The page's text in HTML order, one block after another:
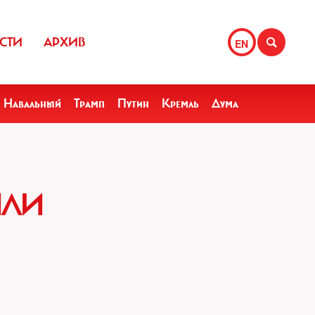
EN
АРХИВ
Навальный Трамп Путин Кремль Дума